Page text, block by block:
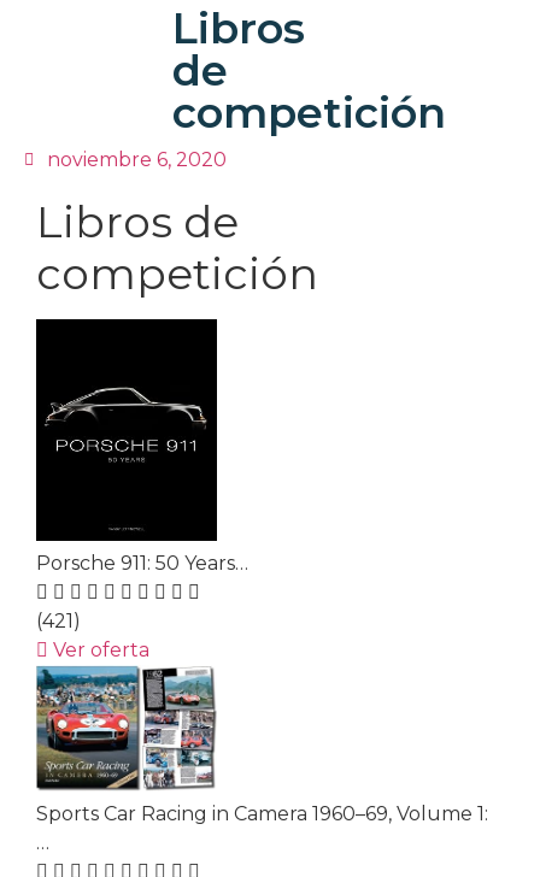
Libros
de
competición
noviembre 6, 2020
Libros de
competición
Porsche 911: 50 Years…
(421)
Ver oferta
Sports Car Racing in Camera 1960–69, Volume 1:
…